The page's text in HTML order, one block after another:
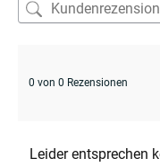
0 von 0 Rezensionen
Leider entsprechen